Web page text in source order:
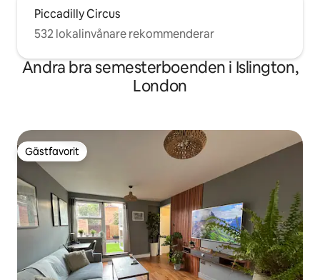
Piccadilly Circus
532 lokalinvånare rekommenderar
Andra bra semesterboenden i Islington,
London
Gästfavorit
Gästfavorit